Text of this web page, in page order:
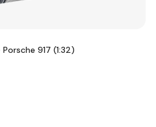
917 (1:32)